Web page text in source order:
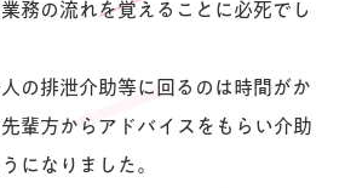
務の流れを覚えることに必死でし
の排泄介助等に回るのは時間がか
輩方からアドバイスをもらい介助
になりました。